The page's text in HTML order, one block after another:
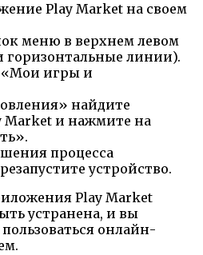
Play Market на своем
меню в верхнем левом
горизонтальные линии).
«Мои игры и
найдите
Market и нажмите на
процесса
устройство.
Play Market
устранена, и вы
онлайн-